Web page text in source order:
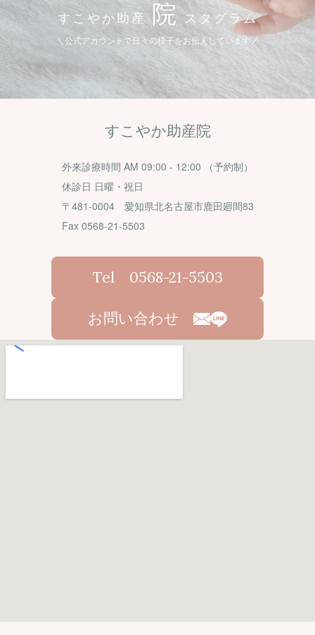
すこやか助産院 スタグラム
＼公式アカウントで日々の様子をお伝えしています／
すこやか助産院
外来診療時間 AM 09:00 - 12:00 （予約制）
休診日 日曜・祝日
〒481-0004 愛知県北名古屋市鹿田廻間83
Fax 0568-21-5503
Tel 0568-21-5503
お問い合わせ